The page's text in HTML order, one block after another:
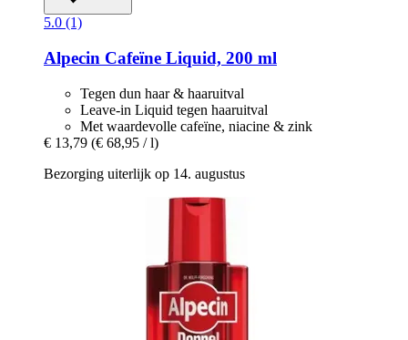
5.0 (1)
Alpecin Cafeïne Liquid, 200 ml
Tegen dun haar & haaruitval
Leave-in Liquid tegen haaruitval
Met waardevolle cafeïne, niacine & zink
€ 13,79 (€ 68,95 / l)
Bezorging uiterlijk op 14. augustus